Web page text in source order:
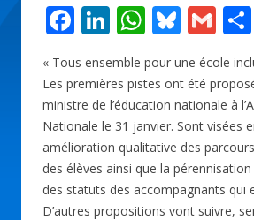
F
e
b
o
o
k
Li
n
k
e
dI
n
W
at
s
A
p
p
Bl
e
sk
y
G
m
ai
l
« Tous ensemble pour une école
Les premières pistes ont été
ministre de l’éducation nationale à
Nationale le 31 janvier. Sont visées
amélioration qualitative des
des élèves ainsi que la
des statuts des accompagnants qui
D’autres propositions vont suivre,